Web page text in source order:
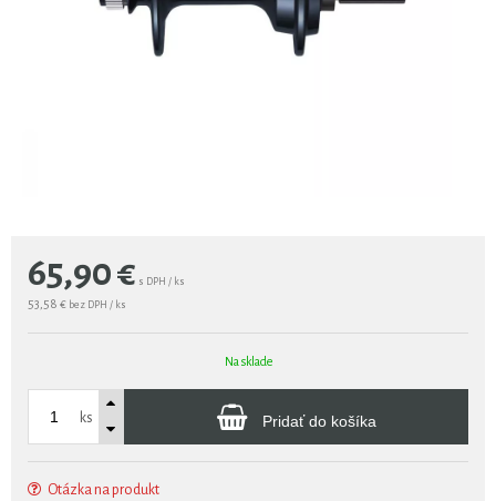
65,90€ s DPH / ks
53,58 € bez DPH / ks
Na sklade
ks Pridať do košíka
Otázka na produkt